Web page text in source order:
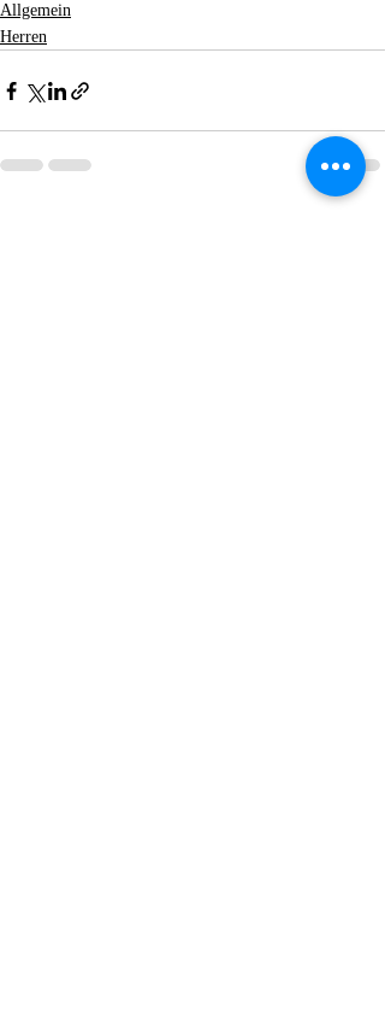
Allgemein
Herren